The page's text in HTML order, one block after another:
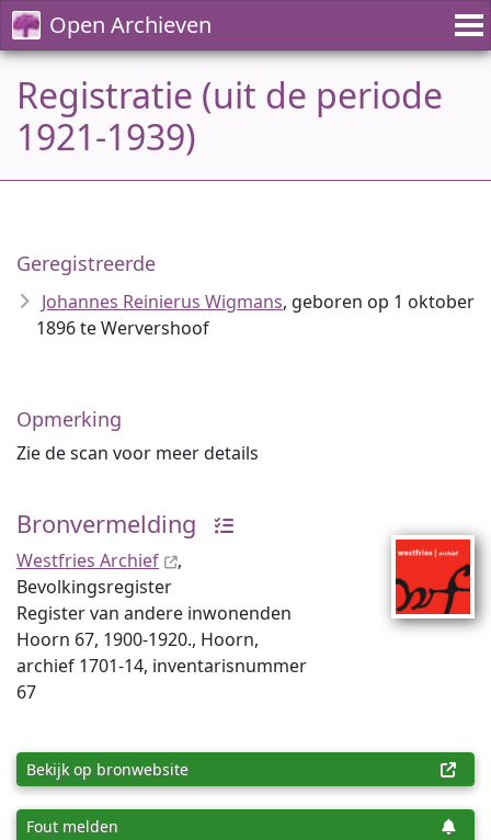
Open Archieven
Registratie (uit de periode
1921-1939)
Geregistreerde
Johannes Reinierus Wigmans, geboren op 1 oktober
1896 te Wervershoof
Opmerking
Zie de scan voor meer details
Bronvermelding
Westfries Archief
,
Bevolkingsregister
Register van andere inwonenden
Hoorn 67, 1900-1920., Hoorn,
archief 1701-14, inventaris­num­mer
67
Bekijk op bronwebsite
Fout melden